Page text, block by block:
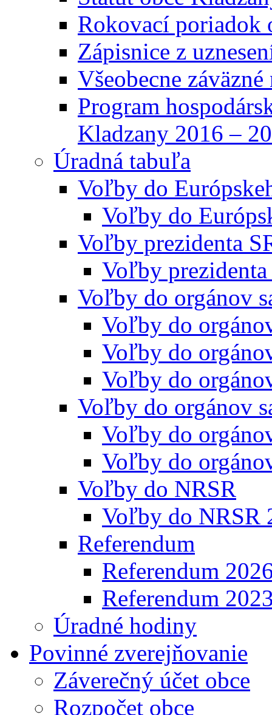
Rokovací poriadok
Zápisnice z
Všeobecne
Program
Kladzany 2016 –
Úradná tabuľa
Voľby do
Voľby do
Voľby prezidenta
Voľby
Voľby do orgánov
Voľby do
Voľby do
Voľby do
Voľby do orgánov
Voľby do
Voľby do
Voľby do NRSR
Voľby do NRSR
Referendum
Referendum
Referendum
Úradné hodiny
Povinné zverejňovanie
Záverečný účet obce
Rozpočet obce